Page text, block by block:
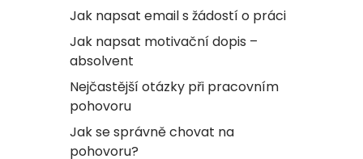
Jak napsat email s žádostí o práci
Jak napsat motivační dopis –
absolvent
Nejčastější otázky při pracovním
pohovoru
Jak se správně chovat na
pohovoru?